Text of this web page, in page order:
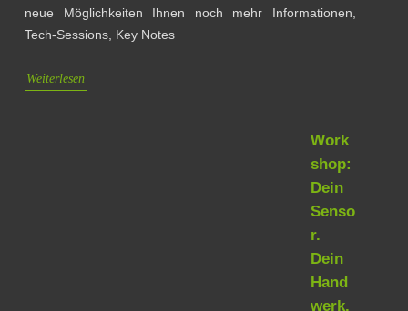
neue Möglichkeiten Ihnen noch mehr Informationen,
Tech-Sessions, Key Notes
Weiterlesen
Work
shop:
Dein
Senso
r.
Dein
Hand
werk.